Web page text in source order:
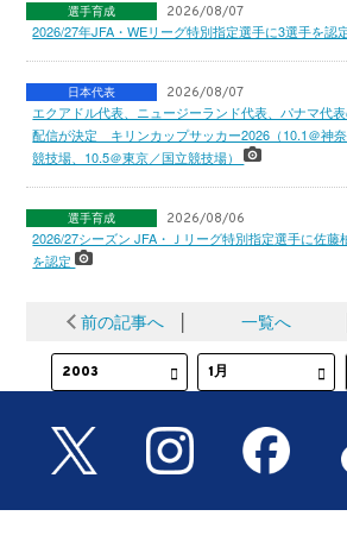
選手育成 2026/08/07
2026/27年JFA・WEリーグ特別指定選手に3選手を認
日本代表 2026/08/07
エクアドル代表、ニュージーランド代表、パナマ代
配信が決定 キリンカップサッカー2026（10.1＠神
競技場、10.5＠東京／国立競技場）
選手育成 2026/08/06
2026/27シーズン JFA・Ｊリーグ特別指定選手に佐藤
を認定
前の記事へ │ 一覧へ